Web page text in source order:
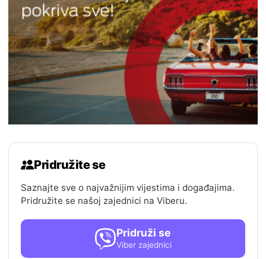
Pridružite se
Saznajte sve o najvažnijim vijestima i događajima.
Pridružite se našoj zajednici na Viberu.
Pridruži se
Viber zajednici